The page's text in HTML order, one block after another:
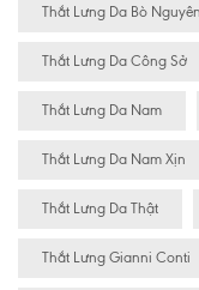
Thắt Lưng Da Bò
Thắt Lưng Da Công Sở
Thắt Lưng Da Nam
Thắt Lưng Da Nam Xịn
Thắt Lưng Da Thật
Thắt Lưng Gianni Conti